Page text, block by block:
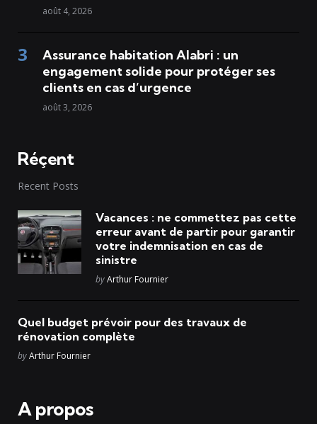
août 4, 2026
Assurance habitation Alabri : un
engagement solide pour protéger ses
clients en cas d’urgence
août 3, 2026
Réçent
Recent Posts
Vacances : ne commettez pas cette
erreur avant de partir pour garantir
votre indemnisation en cas de
sinistre
Posted
byArthur Fournier
Quel budget prévoir pour des travaux de
rénovation complète
Posted
byArthur Fournier
A propos